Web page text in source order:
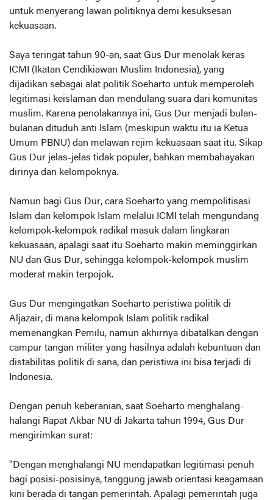
untuk menyerang lawan politiknya demi kesuksesan
kekuasaan.
Saya teringat tahun 90-an, saat Gus Dur menolak keras
ICMI (Ikatan Cendikiawan Muslim Indonesia), yang
dijadikan sebagai alat politik Soeharto untuk memperoleh
legitimasi keislaman dan mendulang suara dari komunitas
muslim. Karena penolakannya ini, Gus Dur menjadi bulan-
bulanan dituduh anti Islam (meskipun waktu itu ia Ketua
Umum PBNU) dan melawan rejim kekuasaan saat itu. Sikap
Gus Dur jelas-jelas tidak populer, bahkan membahayakan
dirinya dan kelompoknya.
Namun bagi Gus Dur, cara Soeharto yang mempolitisasi
Islam dan kelompok Islam melalui ICMI telah mengundang
kelompok-kelompok radikal masuk dalam lingkaran
kekuasaan, apalagi saat itu Soeharto makin meminggirkan
NU dan Gus Dur, sehingga kelompok-kelompok muslim
moderat makin terpojok.
Gus Dur mengingatkan Soeharto peristiwa politik di
Aljazair, di mana kelompok Islam politik radikal
memenangkan Pemilu, namun akhirnya dibatalkan dengan
campur tangan militer yang hasilnya adalah kebuntuan dan
distabilitas politik di sana, dan peristiwa ini bisa terjadi di
Indonesia.
Dengan penuh keberanian, saat Soeharto menghalang-
halangi Rapat Akbar NU di Jakarta tahun 1994, Gus Dur
mengirimkan surat:
"Dengan menghalangi NU mendapatkan legitimasi penuh
bagi posisi-posisinya, tanggung jawab orientasi keagamaan
kini berada di tangan pemerintah. Apalagi pemerintah juga